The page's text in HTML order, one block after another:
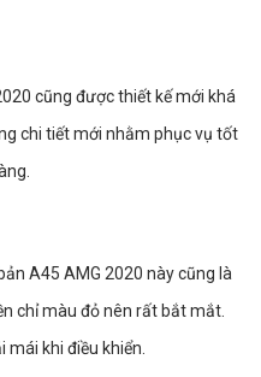
cũng được thiết kế mới khá
chi tiết mới nhằm phục vụ tốt
A45 AMG 2020 này cũng là
chỉ màu đỏ nên rất bắt mắt.
khi điều khiển.